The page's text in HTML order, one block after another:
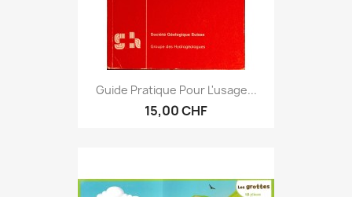
Guide Pratique Pour L'usage...
15,00 CHF